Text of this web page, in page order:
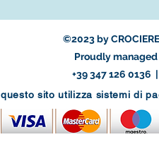
©2023 by
Proudly
+39 347 126 0136
questo sito utilizza sistemi di